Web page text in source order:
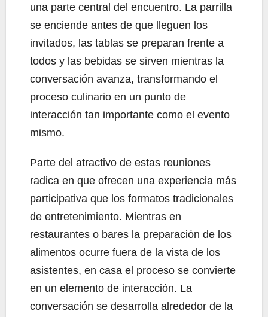
una parte central del encuentro. La parrilla
se enciende antes de que lleguen los
invitados, las tablas se preparan frente a
todos y las bebidas se sirven mientras la
conversación avanza, transformando el
proceso culinario en un punto de
interacción tan importante como el evento
mismo.
Parte del atractivo de estas reuniones
radica en que ofrecen una experiencia más
participativa que los formatos tradicionales
de entretenimiento. Mientras en
restaurantes o bares la preparación de los
alimentos ocurre fuera de la vista de los
asistentes, en casa el proceso se convierte
en un elemento de interacción. La
conversación se desarrolla alrededor de la